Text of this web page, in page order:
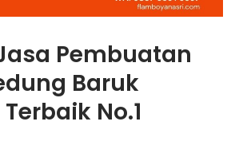
Pembuatan
Baruk
No.1